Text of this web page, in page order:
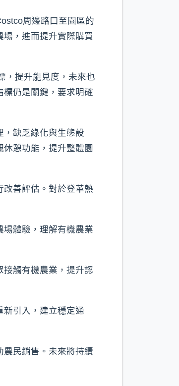
周邊路口至園區的
，進而提升實際購買
，提升能見度，未來也
仍是關鍵，要求明確
，缺乏綠化與生態設
憩功能，提升整體園
善評估。對於登革熱
體驗，理解有機農業
觸有機農業，提升認
引入，建立穩定通
民銷售。未來將持續